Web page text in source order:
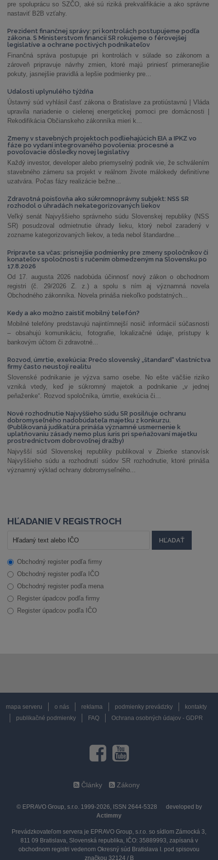
pre spoluprácu so SZČO, aké sú riziká prekvalifikácie a ako správne
nastaviť B2B vzťahy.
Prezident finančnej správy: pri kontrolách postupujeme podľa
zákona. S Ministerstvom financií SR rokujeme o férovejšej
legislatíve a ochrane poctivých podnikateľov
Finančná správa postupuje pri kontrolách v súlade so zákonom a
zároveň pripravuje návrhy zmien, ktoré majú priniesť primeranejšie
pokuty, jasnejšie pravidlá a lepšie podmienky pre...
Udalosti uplynulého týždňa
Ústavný súd vyhlásil časť zákona o Bratislave za protiústavnú | Vláda
upravila nariadenie o cielenej energetickej pomoci pre domácnosti |
Rekodifikácia Občianskeho zákonníka mieri k...
Zmeny v stavebných projektoch podliehajúcich EIA a IPKZ vo
fáze po vydaní integrovaného povolenia: procesné a
povoľovacie dôsledky novej legislatívy
Každý investor, developer alebo priemyselný podnik vie, že schválením
stavebného zámeru sa projekt v reálnom živote málokedy definitívne
uzatvára. Počas fázy realizácie bežne...
Zdravotná poisťovňa ako súkromnoprávny subjekt: NSS SR
rozhodol o úhradách nekategorizovaných liekov
Veľký senát Najvyššieho správneho súdu Slovenskej republiky (NSS
SR) posudzoval odmietnutie úhrady lieku, ktorý nebol zaradený v
zozname kategorizovaných liekov, a teda nebol štandardne...
Pripravte sa včas: prísnejšie podmienky pre zmeny spoločníkov či
konateľov spoločnosti s ručením obmedzeným na Slovensku po
17.8.2026
Od 17. augusta 2026 nadobúda účinnosť nový zákon o obchodnom
registri (č. 29/2026 Z. z.) a spolu s ním aj významná novela
Obchodného zákonníka. Novela prináša niekoľko podstatných...
Kedy a ako možno zaistiť mobilný telefón?
Mobilné telefóny predstavujú najintímnejší nosič informácií súčasnosti
– obsahujú komunikáciu, fotografie, lokalizačné údaje, prístupy k
bankovým účtom či zdravotné...
Rozvod, úmrtie, exekúcia: Prečo slovenský „štandard“ vlastníctva
firmy často neustojí realitu
Slovenské podnikanie je výzva samo osebe. No ešte väčšie riziko
vzniká vtedy, keď je súkromný majetok a podnikanie „v jednej
peňaženke“. Rozvod spoločníka, úmrtie, exekúcia či...
Nové rozhodnutie Najvyššieho súdu SR posilňuje ochranu
dobromyseľného nadobúdateľa majetku z konkurzu.
(Publikovaná judikatúra prináša významné usmernenie k
uplatňovaniu zásady nemo plus iuris pri speňažovaní majetku
prostredníctvom dobrovoľnej dražby)
Najvyšší súd Slovenskej republiky publikoval v Zbierke stanovísk
Najvyššieho súdu a rozhodnutí súdov SR rozhodnutie, ktoré prináša
významný výklad ochrany dobromyseľného...
HĽADANIE V REGISTROCH
Obchodný register podľa firmy
Obchodný register podľa IČO
Obchodný register podľa mena
Register úpadcov podľa firmy
Register úpadcov podľa IČO
mapa serveru o nás reklama podmienky prevádzky
kontakty
publikačné podmienky
FAQ Ochrana osobných údajov - GDPR
Články Zákony
© EPRAVO Group, s.r.o. 1999-2026, ISSN 2644-5328
developed by
Actimmy
Prevádzkovateľom servera je EPRAVO Group, s.r.o. so sídlom Zámocká 3,
811 09 Bratislava, Slovenská republika, IČO: 35889993, zapísaná v
obchodnom registri vedenom Okresný súd Bratislava I. pod spisovou
značkou 32124 / B